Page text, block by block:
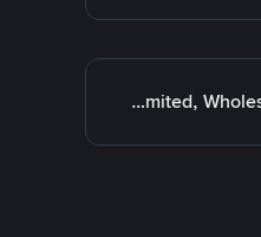
Allied Bank Limited, Wholesale Branch